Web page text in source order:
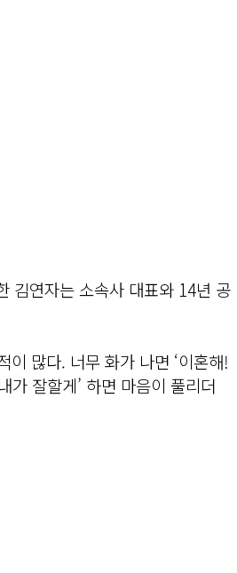
김연자는 소속사 대표와 14년 공
이 많다. 너무 화가 나면 ‘이혼해!
가 잘할게’ 하면 마음이 풀리더